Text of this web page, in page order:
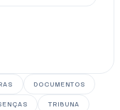
DOCUMENTOS
TRIBUNA